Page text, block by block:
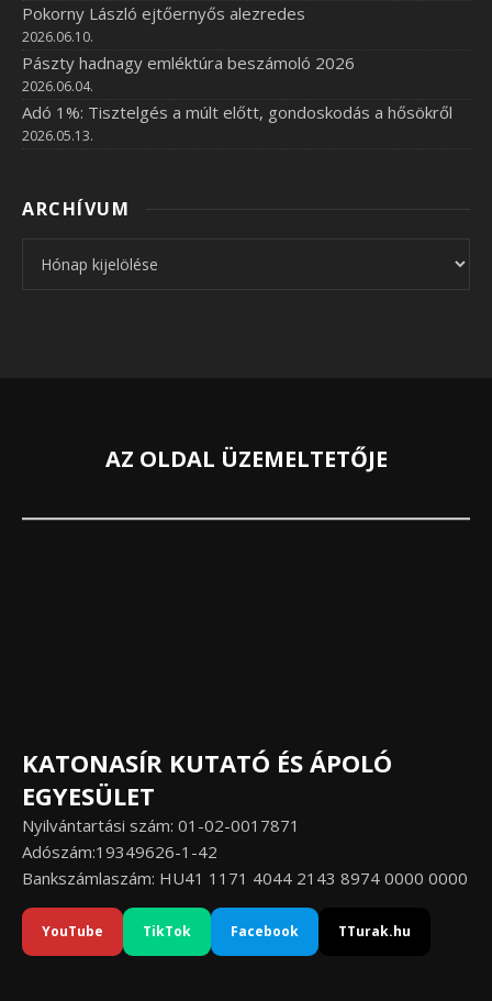
Pokorny László ejtőernyős alezredes
2026.06.10.
Pászty hadnagy emléktúra beszámoló 2026
2026.06.04.
Adó 1%: Tisztelgés a múlt előtt, gondoskodás a hősökről
2026.05.13.
ARCHÍVUM
AZ OLDAL ÜZEMELTETŐJE
KATONASÍR KUTATÓ ÉS ÁPOLÓ
EGYESÜLET
Nyilvántartási szám: 01-02-0017871
Adószám:19349626-1-42
Bankszámlaszám: HU41 1171 4044 2143 8974 0000 0000
YouTube TikTok Facebook TTurak.hu